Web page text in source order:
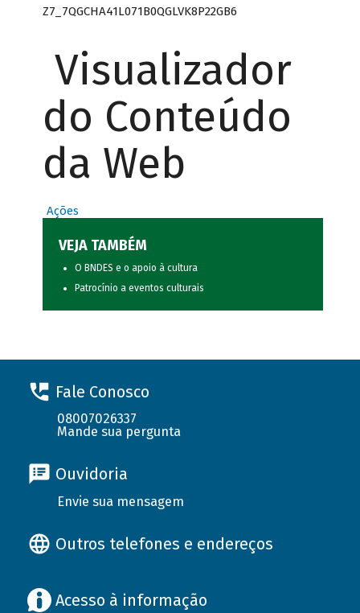
Z7_7QGCHA41L071B0QGLVK8P22GB6
Visualizador
do Conteúdo
da Web
Ações
VEJA TAMBÉM
O BNDES e o apoio à cultura
Patrocínio a eventos culturais
Fale Conosco
08007026337
Mande sua pergunta
Ouvidoria
Envie sua mensagem
Outros telefones e endereços
Acesso à informação